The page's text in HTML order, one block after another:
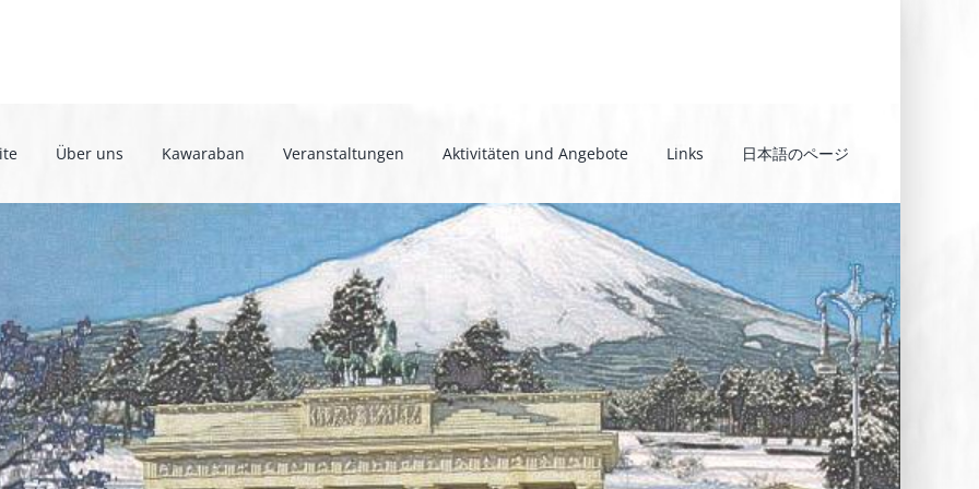
Über uns Kawaraban Veranstaltungen Aktivitäten und Angebote Links 日本語のページ